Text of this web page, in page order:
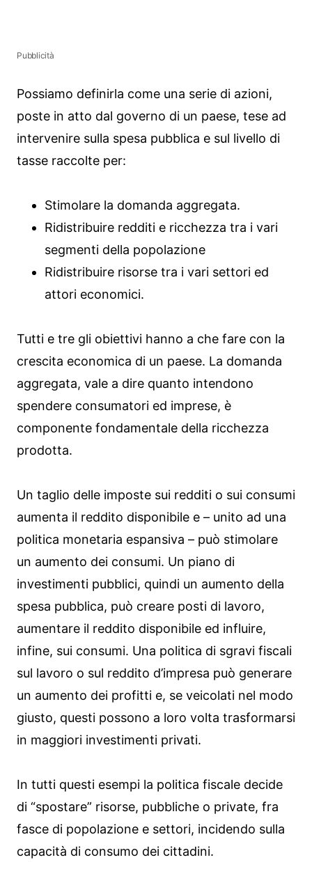
Pubblicità
Possiamo definirla come una serie di azioni,
poste in atto dal governo di un paese, tese ad
intervenire sulla spesa pubblica e sul livello di
tasse raccolte per:
Stimolare la domanda aggregata.
Ridistribuire redditi e ricchezza tra i vari
segmenti della popolazione
Ridistribuire risorse tra i vari settori ed
attori economici.
Tutti e tre gli obiettivi hanno a che fare con la
crescita economica di un paese. La domanda
aggregata, vale a dire quanto intendono
spendere consumatori ed imprese, è
componente fondamentale della ricchezza
prodotta.
Un taglio delle imposte sui redditi o sui consumi
aumenta il reddito disponibile e – unito ad una
politica monetaria espansiva – può stimolare
un aumento dei consumi. Un piano di
investimenti pubblici, quindi un aumento della
spesa pubblica, può creare posti di lavoro,
aumentare il reddito disponibile ed influire,
infine, sui consumi. Una politica di sgravi fiscali
sul lavoro o sul reddito d’impresa può generare
un aumento dei profitti e, se veicolati nel modo
giusto, questi possono a loro volta trasformarsi
in maggiori investimenti privati.
In tutti questi esempi la politica fiscale decide
di “spostare” risorse, pubbliche o private, fra
fasce di popolazione e settori, incidendo sulla
capacità di consumo dei cittadini.